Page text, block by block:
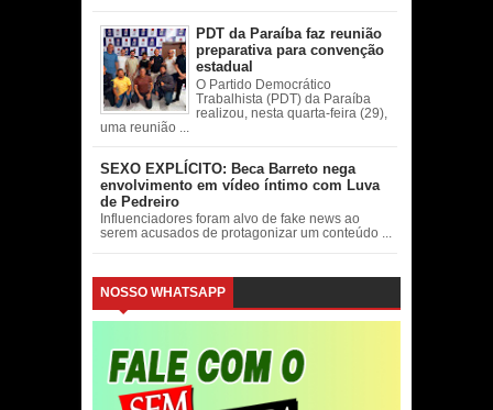
PDT da Paraíba faz reunião
preparativa para convenção
estadual
O Partido Democrático
Trabalhista (PDT) da Paraíba
realizou, nesta quarta-feira (29),
uma reunião ...
SEXO EXPLÍCITO: Beca Barreto nega
envolvimento em vídeo íntimo com Luva
de Pedreiro
Influenciadores foram alvo de fake news ao
serem acusados de protagonizar um conteúdo ...
NOSSO WHATSAPP